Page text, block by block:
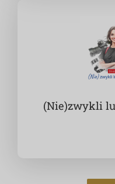
(Nie)zwykli